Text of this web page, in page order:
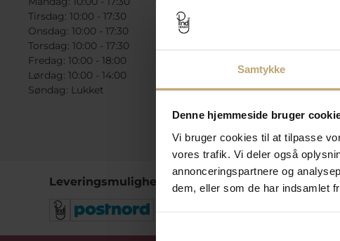
Samtykke
Denne hjemmeside bruger
Vi bruger cookies til at tilpasse
vores trafik. Vi deler også
annonceringspartnere og
dem, eller som de har indsamlet
Tirsdag: 10:00 - 17:30
Onsdag: 10:00 - 17:30
Torsdag: 10:00 - 17:30
Fredag: 10:00 - 18:00
Lørdag: 10:00 - 14:00
Søndag: Lukket
Leveringsmuligheder